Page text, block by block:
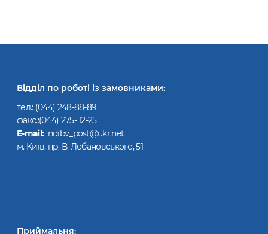
Приймальня:
Відділ по роботі із замовниками:
тел.: (044) 248-88-89
факс.:(044) 275- 12-25
Е-mail: ndibv_post@ukr.net
м. Київ, пр. В. Лобановського, 51